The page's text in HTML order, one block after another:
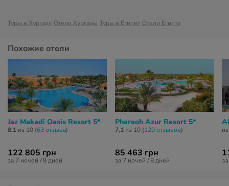
Туры в Хургаду Отели Хургады Туры в Египет Отели Египта
Похожие отели
Jaz Makadi Oasis Resort 5*
8,1 из 10 (63 отзывa)
122 805 грн
за 7 ночей / 8 дней
Pharaoh Azur Resort 5*
7,1из 10 (120 отзывов)
85 463 грн
за 7 ночей / 8 дней